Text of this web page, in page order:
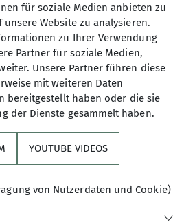
für soziale Medien anbieten zu
Website zu analysieren.
zu Ihrer Verwendung
Partner für soziale Medien,
Unsere Partner führen diese
mit weiteren Daten
bereitgestellt haben oder die sie
der Dienste gesammelt haben.
YOUTUBE VIDEOS
von Nutzerdaten und Cookie)